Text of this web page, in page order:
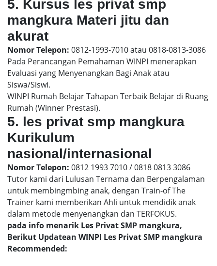
5. Kursus les privat smp
mangkura Materi jitu dan
akurat
Nomor Telepon: 0812-1993-7010 atau 0818-0813-3086
Pada Perancangan Pemahaman WINPI menerapkan
Evaluasi yang Menyenangkan Bagi Anak atau
Siswa/Siswi.
WINPI Rumah Belajar Tahapan Terbaik Belajar di Ruang
Rumah (Winner Prestasi).
5. les privat smp mangkura
Kurikulum
nasional/internasional
Nomor Telepon: 0812 1993 7010 / 0818 0813 3086
Tutor kami dari Lulusan Ternama dan Berpengalaman
untuk membingmbing anak, dengan Train-of The
Trainer kami memberikan Ahli untuk mendidik anak
dalam metode menyenangkan dan TERFOKUS.
pada info menarik Les Privat SMP mangkura,
Berikut Updatean WINPI Les Privat SMP mangkura
Recommended: